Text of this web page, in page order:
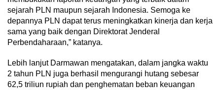
sejarah PLN maupun sejarah Indonesia. Semoga ke
depannya PLN dapat terus meningkatkan kinerja dan kerja
sama yang baik dengan Direktorat Jenderal
Perbendaharaan,” katanya.
Lebih lanjut Darmawan mengatakan, dalam jangka waktu
2 tahun PLN juga berhasil mengurangi hutang sebesar
62,5 triliun rupiah dan penghematan beban keuangan